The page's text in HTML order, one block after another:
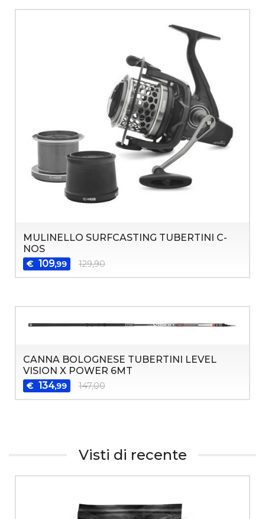
MULINELLO SURFCASTING TUBERTINI C-
NOS
€ 109,99 129,90
CANNA BOLOGNESE TUBERTINI LEVEL
VISION X POWER 6MT
€ 134,99 147,00
Visti di recente